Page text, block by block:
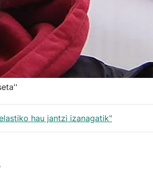
hau jantzi izanagatik"